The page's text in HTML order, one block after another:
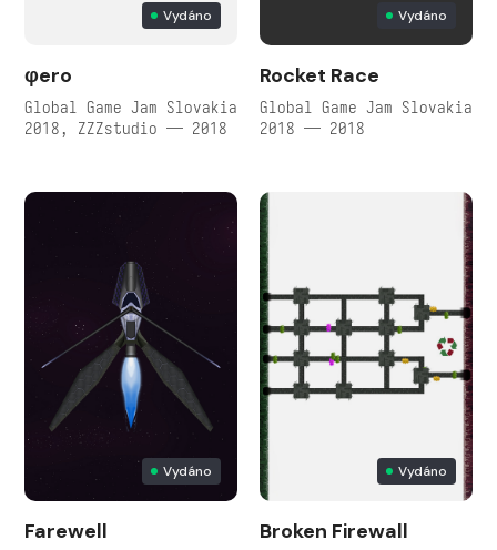
Vydáno
φero
Global Game Jam Slovakia
2018, ZZZstudio — 2018
Vydáno
Rocket Race
Global Game Jam Slovakia
2018 — 2018
Vydáno
Farewell
Vydáno
Broken Firewall